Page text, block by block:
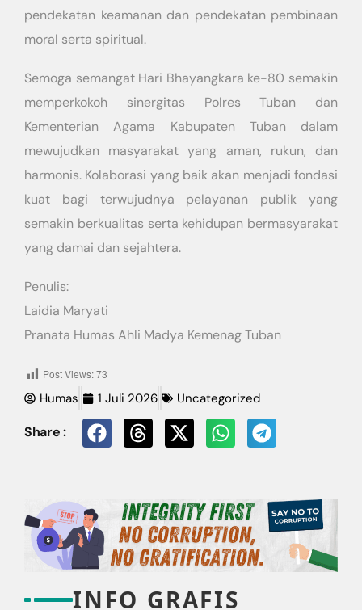
pendekatan keamanan dan pendekatan pembinaan
moral serta spiritual.
Semoga semangat Hari Bhayangkara ke-80 semakin
memperkokoh sinergitas Polres Tuban dan
Kementerian Agama Kabupaten Tuban dalam
mewujudkan masyarakat yang aman, rukun, dan
harmonis. Kolaborasi yang baik akan menjadi fondasi
kuat bagi terwujudnya pelayanan publik yang
semakin berkualitas serta kehidupan bermasyarakat
yang damai dan sejahtera.
Penulis:
Laidia Maryati
Pranata Humas Ahli Madya Kemenag Tuban
Post Views:73
Humas 1 Juli 2026 Uncategorized
Share :
INFO GRAFIS